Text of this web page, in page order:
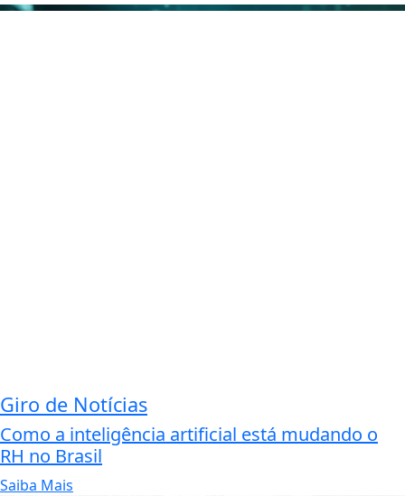
Giro de Notícias
Como a inteligência artificial está mudando o
RH no Brasil
Saiba Mais